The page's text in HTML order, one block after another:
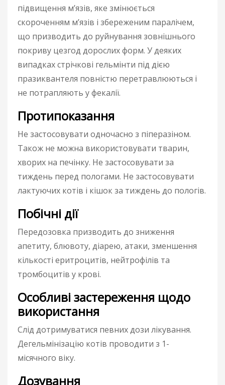
підвищення м’язів, яке змінюється
скороченням м’язів і збереженим паралічем,
що призводить до руйнування зовнішнього
покриву цезгод дорослих форм. У деяких
випадках стрічкові гельмінти під дією
празиквантеля повністю перетравлюються і
не потрапляють у фекалії.
Протипоказання
Не застосовувати одночасно з піперазіном.
Також не можна використовувати тварин,
хворих на печінку. Не застосовувати за
тиждень перед пологами. Не застосовувати
лактуючих котів і кішок за тиждень до пологів.
Побічні дії
Передозовка призводить до зниження
апетиту, блювоту, діарею, атаки, зменшення
кількості еритроцитів, нейтрофілів та
тромбоцитів у крові.
Особливі застереження щодо
використання
Слід дотримуватися певних дози лікування.
Дегельмінізацію котів проводити з 1-
місячного віку.
Дозування